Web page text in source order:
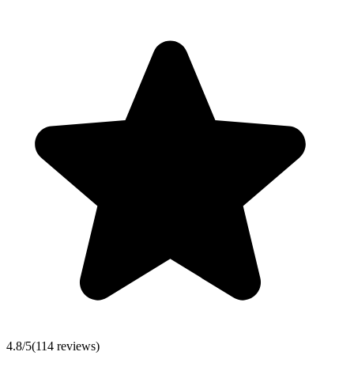
4.8/5(114 reviews)